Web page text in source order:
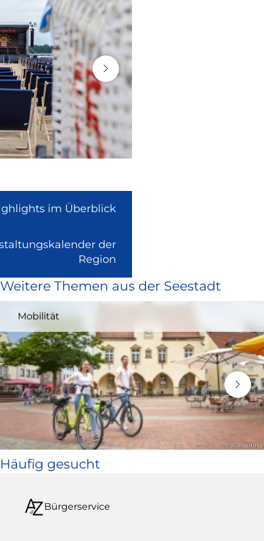
im Überblick
der
Region
extern
und
in
neuem
Fenster)
Weitere Themen aus der Seestadt
Mobilität
© P. Foelting
Häufig gesucht
Bürgerservice